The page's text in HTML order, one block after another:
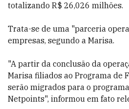
totalizando R$ 26,026 milhões.
Trata-se de uma "parceria
empresas, segundo a Marisa.
"A partir da conclusão da
Marisa filiados ao Programa de
serão migrados para o
Netpoints", informou em fato